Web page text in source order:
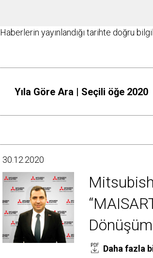
Haberlerin yayınlandığı tarihte doğru
Yıla Göre Ara | Seçili öğe 2020
30.12.2020
Daha fazla